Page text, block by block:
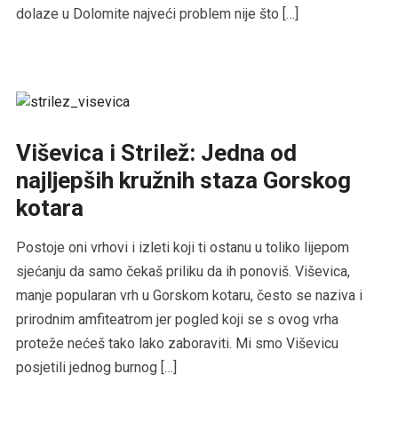
dolaze u Dolomite najveći problem nije što […]
Viševica i Strilež: Jedna od
najljepših kružnih staza Gorskog
kotara
Postoje oni vrhovi i izleti koji ti ostanu u toliko lijepom
sjećanju da samo čekaš priliku da ih ponoviš. Viševica,
manje popularan vrh u Gorskom kotaru, često se naziva i
prirodnim amfiteatrom jer pogled koji se s ovog vrha
proteže nećeš tako lako zaboraviti. Mi smo Viševicu
posjetili jednog burnog […]